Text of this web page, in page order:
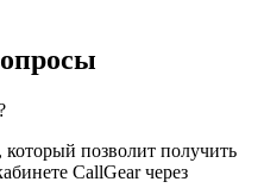
позволит получить
CallGear через